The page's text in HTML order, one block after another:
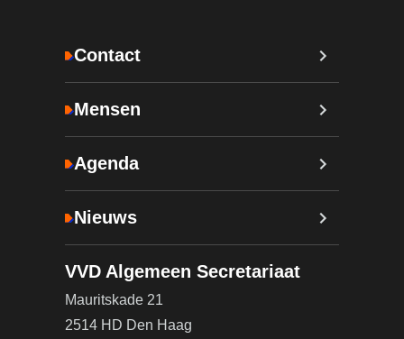
Contact
Mensen
Agenda
Nieuws
VVD Algemeen Secretariaat
Mauritskade 21
2514 HD Den Haag